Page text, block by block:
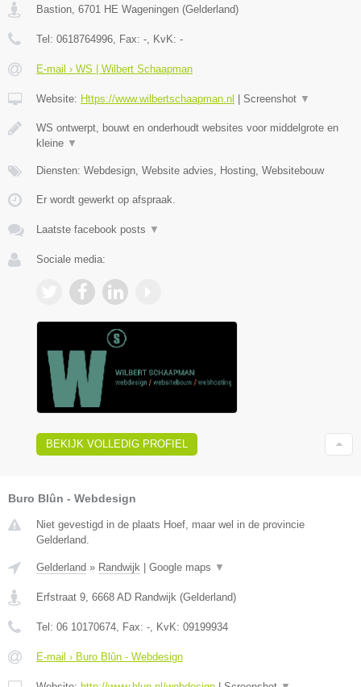
Bastion, 6701 HE Wageningen (Gelderland)
Tel: 0618764996, Fax: -, KvK: -
E-mail › WS | Wilbert Schaapman
Website: Https://www.wilbertschaapman.nl Screenshot ▼
WS ontwerpt, bouwt en onderhoudt websites voor middelgrote en
kleine ▼
Diensten: Webdesign, Website advies, Hosting, Websitebouw
Er wordt gewerkt op afspraak.
Laatste facebook posts ▼
Sociale media:
BEKIJK VOLLEDIG PROFIEL
Buro Blûn - Webdesign
Niet gevestigd in de plaats Hoef, maar wel in de provincie
Gelderland.
Gelderland » Randwijk Google maps ▼
Erfstraat 9, 6668 AD Randwijk (Gelderland)
Tel: 06 10170674, Fax: -, KvK: 09199934
E-mail › Buro Blûn - Webdesign